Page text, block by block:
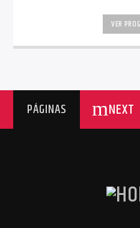
VER
PÁGINAS NEXT